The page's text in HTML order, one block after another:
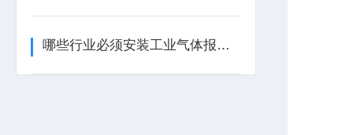
哪些行业必须安装工业气体报警器？这些地方不装可能违法！